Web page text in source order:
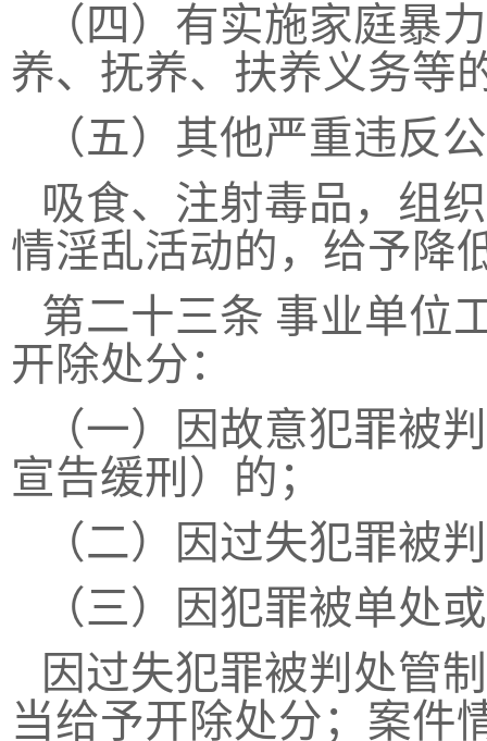
（四）有实施家庭暴
养、抚养、扶养义务等
（五）其他严重违反
吸食、注射毒品，组
情淫乱活动的，给予降
第二十三条 事业单位
开除处分：
（一）因故意犯罪被
宣告缓刑）的；
（二）因过失犯罪被
（三）因犯罪被单处
因过失犯罪被判处管
当给予开除处分；案件